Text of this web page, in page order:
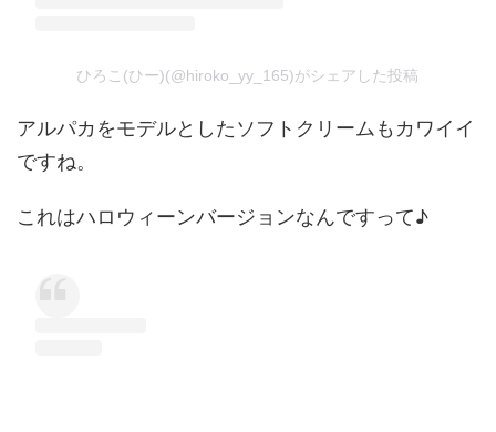
ひろこ(ひー)(@hiroko_yy_165)がシェアした投稿
アルパカをモデルとしたソフトクリームもカワイイ
ですね。
これはハロウィーンバージョンなんですって♪